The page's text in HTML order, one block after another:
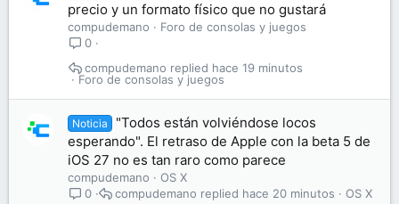
precio y un formato físico que no gustará
compudemano
Foro de consolas y juegos
0
Foro de consolas y juegos
hace 19 minutos
compudemano
Noticia
"Todos están volviéndose locos
esperando". El retraso de Apple con la beta 5 de
iOS 27 no es tan raro como parece
compudemano
OS X
0
OS X
hace 20 minutos
compudemano